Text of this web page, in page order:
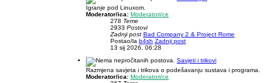
Igranje pod Linuxom.
Moderator/ica: Moderatori/ce
278 Teme
2933 Postovi
Zadnji post Bad Company 2 & Project Rome
Postao/la b4sh Zadnji post
13 sij 2026, 06:28
Savjeti i trikovi
Razmjena savjeta i trikova o podešavanju sustava i programa.
Moderator/ica: Moderatori/ce